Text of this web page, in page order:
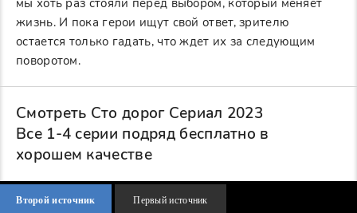
мы хоть раз стояли перед выбором, который меняет
жизнь. И пока герои ищут свой ответ, зрителю
остается только гадать, что ждет их за следующим
поворотом.
Смотреть Сто дорог Сериал 2023
Все 1-4 серии подряд бесплатно в
хорошем качестве
Второй источник Первый источник